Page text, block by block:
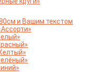
и Вашим текстом